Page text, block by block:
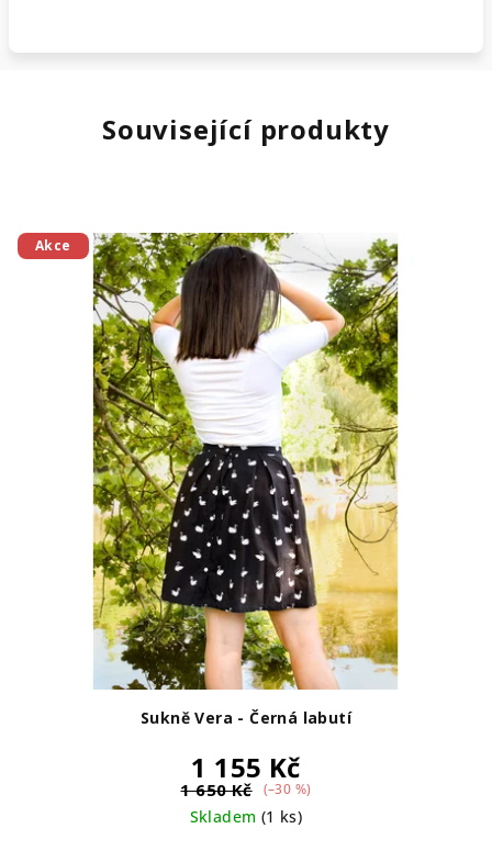
Související produkty
Akce
Sukně Vera - Černá labutí
1 155 Kč
1 650 Kč (–30 %)
Skladem (1 ks)